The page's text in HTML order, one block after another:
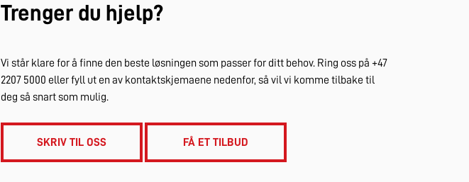
Trenger du hjelp?
Vi står klare for å finne den beste løsningen som passer for ditt behov. Ring oss på +47
2207 5000 eller fyll ut en av kontaktskjemaene nedenfor, så vil vi komme tilbake til
deg så snart som mulig.
SKRIV TIL OSS FÅ ET TILBUD